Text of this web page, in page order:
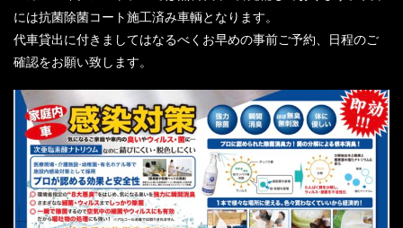
には抗菌除菌コート施工済み車輌となります。
代車貸出に付きましてはなるべくお早めの事前ご予約、日程のご
確認をお願い致します。